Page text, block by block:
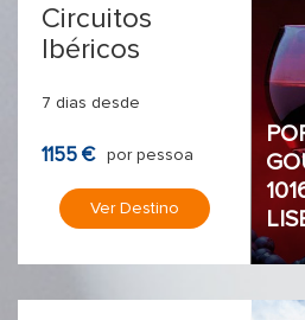
Circuitos
Ibéricos
7 dias desde
1155 € por pessoa
Ver Destino